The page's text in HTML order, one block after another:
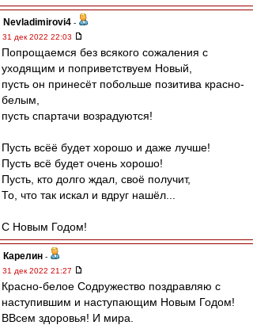
Nevladimirovi4 -
31 дек 2022 22:03
Попрощаемся без всякого сожаления с
уходящим и поприветствуем Новый,
пусть он принесёт побольше позитива красно-
белым,
пусть спартачи возрадуются!
Пусть всёё будет хорошо и даже лучше!
Пусть всё будет очень хорошо!
Пусть, кто долго ждал, своё получит,
То, что так искал и вдруг нашёл...
С Новым Годом!
Карелин -
31 дек 2022 21:27
Красно-белое Содружество поздравляю с
наступившим и наступающим Новым Годом!
ВВсем здоровья! И мира.